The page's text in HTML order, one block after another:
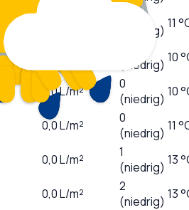
(niedrig) 11
(niedrig) 10
0,0L/m²
0
(niedrig) 10
0,0L/m²
0
(niedrig) 11
0,0L/m²
1
(niedrig) 13
0,0L/m²
2
(niedrig) 13